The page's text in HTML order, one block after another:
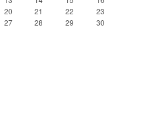
20 21 22
23
27 28 29
30